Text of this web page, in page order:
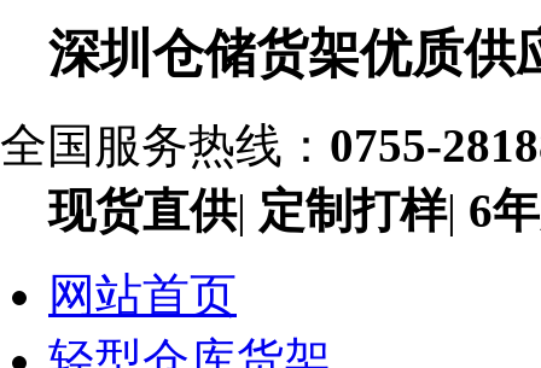
深圳仓储货架优质供
全国服务热线： 0755-
现货直供| 定制打样| 6
网站首页